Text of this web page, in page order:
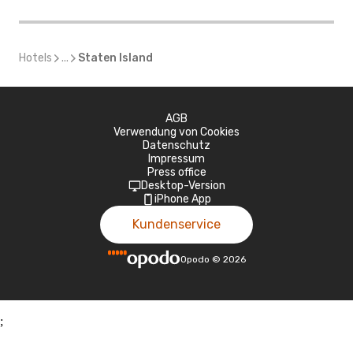
Hotels ... Staten Island
AGB
Verwendung von Cookies
Datenschutz
Impressum
Press office
Desktop-Version
iPhone App
Kundenservice
Opodo © 2026
;